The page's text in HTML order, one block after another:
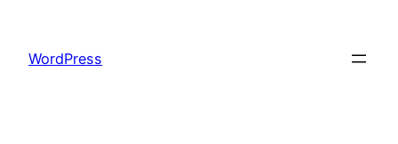
content
WordPress